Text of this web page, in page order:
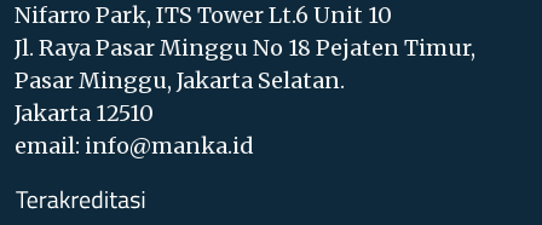
Nifarro Park, ITS Tower Lt.6 Unit 10
Jl. Raya Pasar Minggu No 18 Pejaten Timur,
Pasar Minggu, Jakarta Selatan.
Jakarta 12510
email: info@manka.id